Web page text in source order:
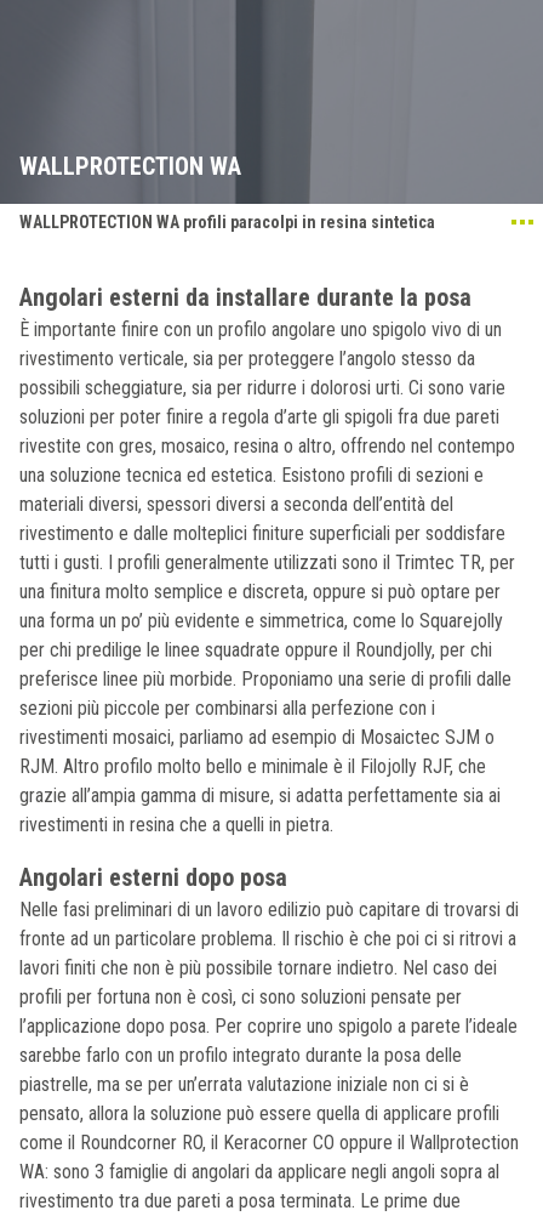
WALLPROTECTION WA
WALLPROTECTION WA profili paracolpi in resina sintetica
Angolari esterni da installare durante la posa
È importante finire con un profilo angolare uno spigolo vivo di un
rivestimento verticale, sia per proteggere l’angolo stesso da
possibili scheggiature, sia per ridurre i dolorosi urti. Ci sono varie
soluzioni per poter finire a regola d’arte gli spigoli fra due pareti
rivestite con gres, mosaico, resina o altro, offrendo nel contempo
una soluzione tecnica ed estetica. Esistono profili di sezioni e
materiali diversi, spessori diversi a seconda dell’entità del
rivestimento e dalle molteplici finiture superficiali per soddisfare
tutti i gusti. I profili generalmente utilizzati sono il Trimtec TR, per
una finitura molto semplice e discreta, oppure si può optare per
una forma un po’ più evidente e simmetrica, come lo Squarejolly
per chi predilige le linee squadrate oppure il Roundjolly, per chi
preferisce linee più morbide. Proponiamo una serie di profili dalle
sezioni più piccole per combinarsi alla perfezione con i
rivestimenti mosaici, parliamo ad esempio di Mosaictec SJM o
RJM. Altro profilo molto bello e minimale è il Filojolly RJF, che
grazie all’ampia gamma di misure, si adatta perfettamente sia ai
rivestimenti in resina che a quelli in pietra.
Angolari esterni dopo posa
Nelle fasi preliminari di un lavoro edilizio può capitare di trovarsi di
fronte ad un particolare problema. Il rischio è che poi ci si ritrovi a
lavori finiti che non è più possibile tornare indietro. Nel caso dei
profili per fortuna non è così, ci sono soluzioni pensate per
l’applicazione dopo posa. Per coprire uno spigolo a parete l’ideale
sarebbe farlo con un profilo integrato durante la posa delle
piastrelle, ma se per un’errata valutazione iniziale non ci si è
pensato, allora la soluzione può essere quella di applicare profili
come il Roundcorner RO, il Keracorner CO oppure il Wallprotection
WA: sono 3 famiglie di angolari da applicare negli angoli sopra al
rivestimento tra due pareti a posa terminata. Le prime due